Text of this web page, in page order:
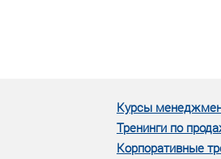
Курсы
Тренинги по
Корпоративные